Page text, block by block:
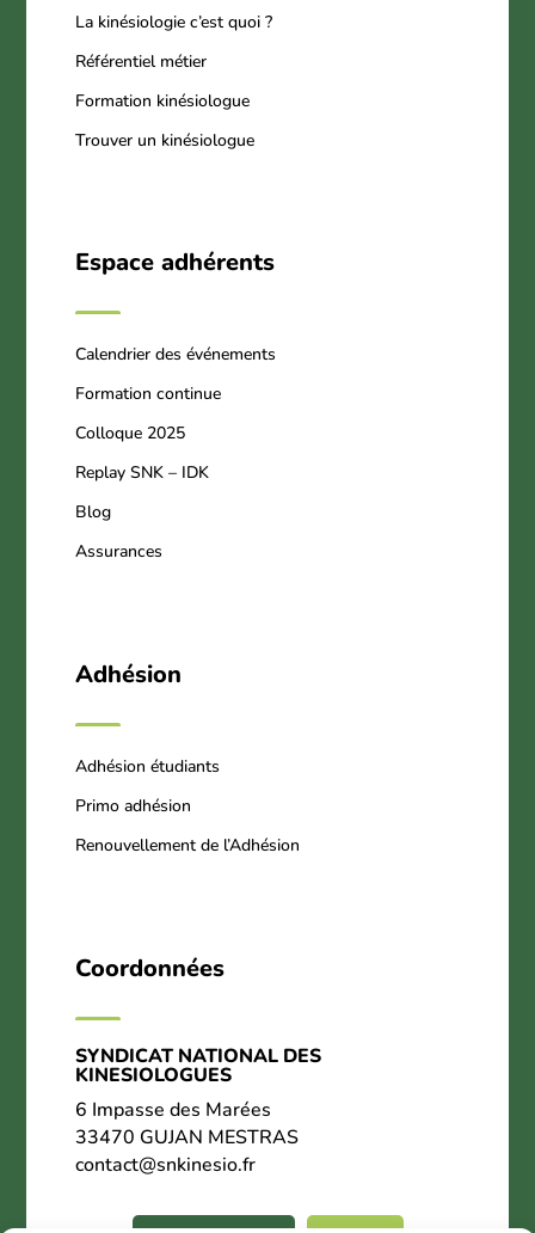
La kinésiologie c’est quoi ?
Référentiel métier
Formation kinésiologue
Trouver un kinésiologue
Espace adhérents
Calendrier des événements
Formation continue
Colloque 2025
Replay SNK – IDK
Blog
Assurances
Adhésion
Adhésion étudiants
Primo adhésion
Renouvellement de l’Adhésion
Coordonnées
SYNDICAT NATIONAL DES
KINESIOLOGUES
6 Impasse des Marées
33470 GUJAN MESTRAS
contact@snkinesio.fr